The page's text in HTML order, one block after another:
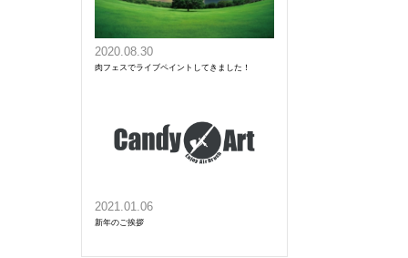
2020.08.30
肉フェスでライブペイントしてきました！
2021.01.06
新年のご挨拶